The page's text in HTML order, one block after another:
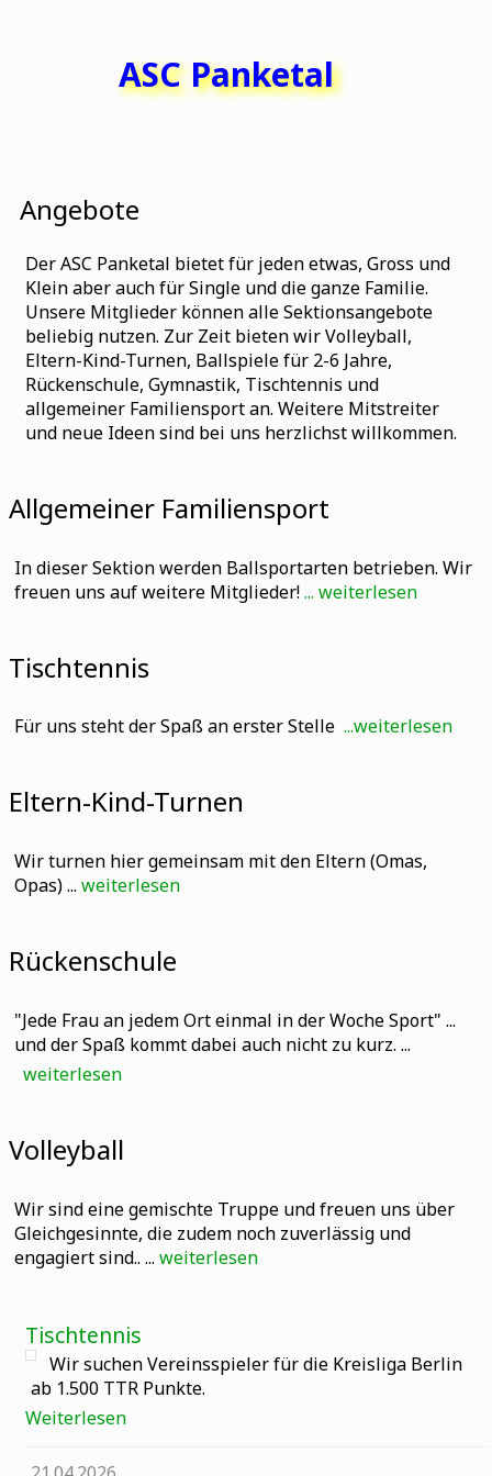
ASC Panketal
Angebote
Der ASC Panketal bietet für jeden etwas, Gross und
Klein aber auch für Single und die ganze Familie.
Unsere Mitglieder können alle Sektionsangebote
beliebig nutzen. Zur Zeit bieten wir Volleyball,
Eltern-Kind-Turnen, Ballspiele für 2-6 Jahre,
Rückenschule, Gymnastik, Tischtennis und
allgemeiner Familiensport an. Weitere Mitstreiter
und neue Ideen sind bei uns herzlichst willkommen.
Allgemeiner Familiensport
In dieser Sektion werden Ballsportarten betrieben. Wir
freuen uns auf weitere Mitglieder!... weiterlesen
Tischtennis
Für uns steht der Spaß an erster Stelle ...weiterlesen
Eltern-Kind-Turnen
Wir turnen hier gemeinsam mit den Eltern (Omas,
Opas) ... weiterlesen
Rückenschule
"Jede Frau an jedem Ort einmal in der Woche Sport" ...
und der Spaß kommt dabei auch nicht zu kurz. ...
weiterlesen
Volleyball
Wir sind eine gemischte Truppe und freuen uns über
Gleichgesinnte, die zudem noch zuverlässig und
engagiert sind.. ... weiterlesen
Tischtennis
Wir suchen Vereinsspieler für die Kreisliga Berlin
ab 1.500 TTR Punkte.
Weiterlesen